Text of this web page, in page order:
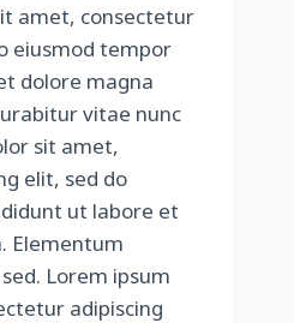
amet, consectetur
eiusmod tempor
dolore magna
vitae nunc
sit amet,
elit, sed do
ut labore et
Elementum
Lorem ipsum
adipiscing